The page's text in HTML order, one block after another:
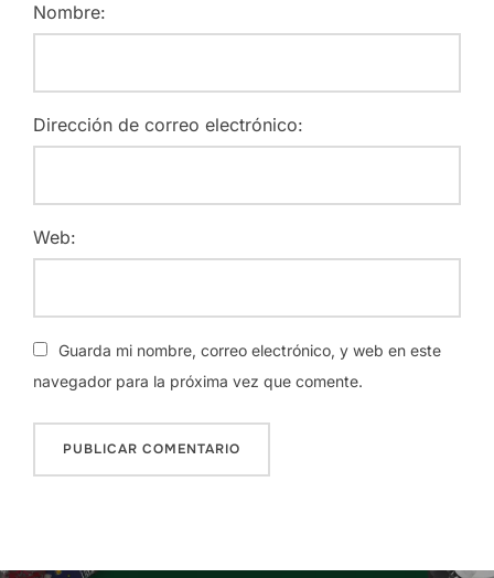
Nombre:
Dirección de correo electrónico:
Web:
Guarda mi nombre, correo electrónico, y web en este
navegador para la próxima vez que comente.